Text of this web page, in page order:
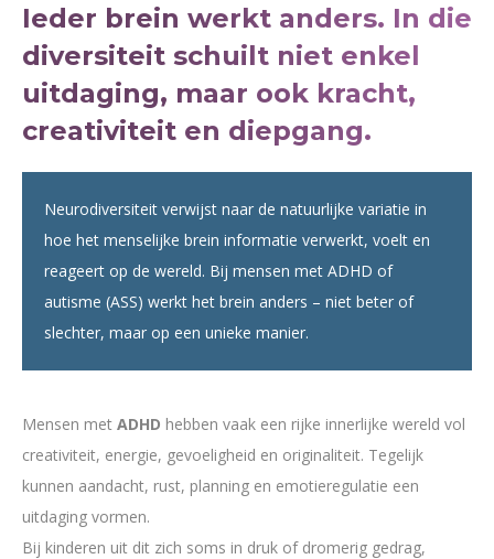
Ieder brein werkt anders. In die
diversiteit schuilt niet enkel
uitdaging, maar ook kracht,
creativiteit en diepgang.
Neurodiversiteit verwijst naar de natuurlijke variatie in
hoe het menselijke brein informatie verwerkt, voelt en
reageert op de wereld. Bij mensen met ADHD of
autisme (ASS) werkt het brein anders – niet beter of
slechter, maar op een unieke manier.
Mensen met ADHD hebben vaak een rijke innerlijke wereld vol
creativiteit, energie, gevoeligheid en originaliteit. Tegelijk
kunnen aandacht, rust, planning en emotieregulatie een
uitdaging vormen.
Bij kinderen uit dit zich soms in druk of dromerig gedrag,